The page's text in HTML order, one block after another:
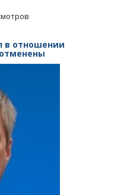
в отношении